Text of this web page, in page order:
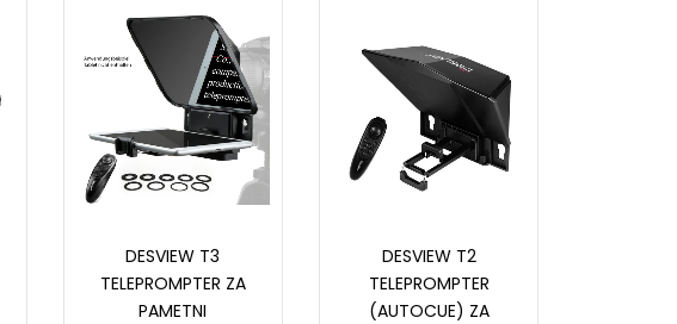
DESVIEW T3
TELEPROMPTER ZA
PAMETNI
DESVIEW T2
TELEPROMPTER
(AUTOCUE) ZA